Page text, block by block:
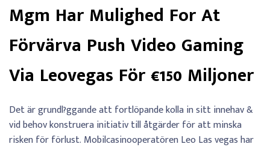
Mgm Har Mulighed For At
Förvärva Push Video Gaming
Via Leovegas För €150 Miljoner
Det är grundl?ggande att fortlöpande kolla in sitt innehav &
vid behov konstruera initiativ till åtgärder för att minska
risken för förlust. Mobilcasinooperatören Leo Las vegas har